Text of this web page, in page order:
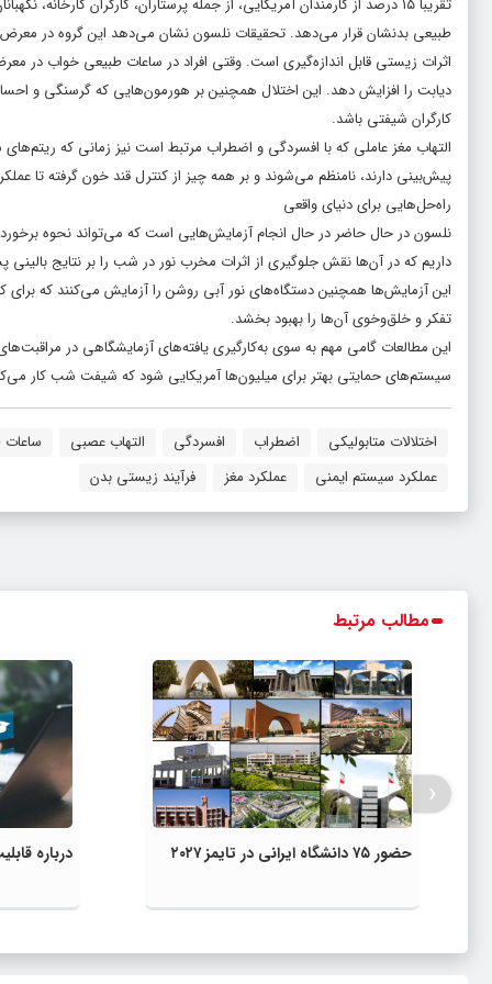
طبیعی بدنشان قرار می‌دهد. تحقیقات نلسون نشان می‌دهد این گروه در
اثرات زیستی قابل اندازه‌گیری است. وقتی افراد در ساعات طبیعی خواب در
دیابت را افزایش دهد. این اختلال همچنین بر هورمون‌هایی که گرسنگی و
کارگران شیفتی باشد.
التهاب مغز عاملی که با افسردگی و اضطراب مرتبط است نیز زمانی که
پیش‌بینی دارند، نامنظم می‌شوند و بر همه چیز از کنترل قند خون گرفته تا
راه‌حل‌هایی برای دنیای واقعی
نلسون در حال حاضر در حال انجام آزمایش‌هایی است که می‌تواند نحوه
داریم که در آن‌ها نقش جلوگیری از اثرات مخرب نور در شب را بر نتایج
این آزمایش‌ها همچنین دستگاه‌های نور آبی روشن را آزمایش می‌کنند که
تفکر و خلق‌وخوی آن‌ها را بهبود بخشد.
این مطالعات گامی مهم به سوی به‌کارگیری یافته‌های آزمایشگاهی در
سیستم‌های حمایتی بهتر برای میلیون‌ها آمریکایی شود که شیفت شب کار
اختلالات متابولیکی اضطراب افسردگی التهاب عصبی
عملکرد سیستم ایمنی
عملکرد مغز فرآیند زیستی بدن
مطالب مرتبط
حضور ۷۵ دانشگاه ایرانی در تایمز ۲۰۲۷ درباره
‹